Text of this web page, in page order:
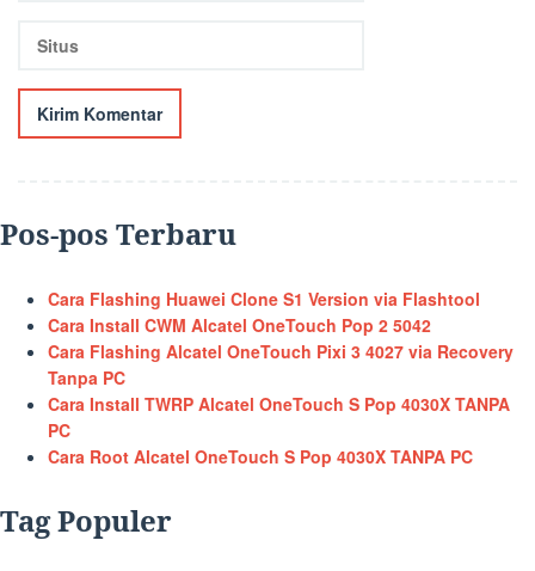
Pos-pos Terbaru
Cara Flashing Huawei Clone S1 Version via Flashtool
Cara Install CWM Alcatel OneTouch Pop 2 5042
Cara Flashing Alcatel OneTouch Pixi 3 4027 via Recovery
Tanpa PC
Cara Install TWRP Alcatel OneTouch S Pop 4030X TANPA
PC
Cara Root Alcatel OneTouch S Pop 4030X TANPA PC
Tag Populer